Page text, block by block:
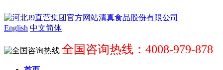
English 中文简体
全国咨询热线：4008-979-878